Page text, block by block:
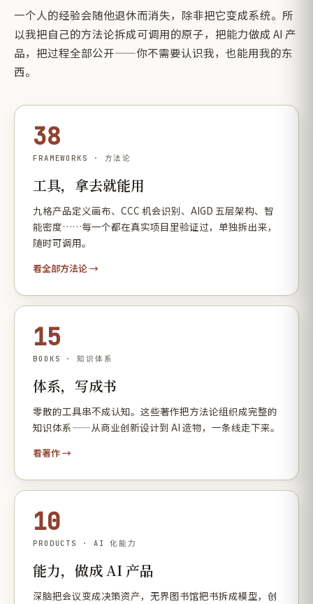
一个人的经验会随他退休而消失，除非把它变成系统。所
以我把自己的方法论拆成可调用的原子，把能力做成 AI 产
品，把过程全部公开——你不需要认识我，也能用我的东
西。
38
FRAMEWORKS · 方法论
工具，拿去就能用
九格产品定义画布、CCC 机会识别、AIGD 五层架构、智
能密度……每一个都在真实项目里验证过，单独拆出来，
随时可调用。
看全部方法论 →
15
BOOKS · 知识体系
体系，写成书
零散的工具串不成认知。这些著作把方法论组织成完整的
知识体系——从商业创新设计到 AI 造物，一条线走下来。
看著作 →
10
PRODUCTS · AI 化能力
能力，做成 AI 产品
深脑把会议变成决策资产，无界图书馆把书拆成模型，创